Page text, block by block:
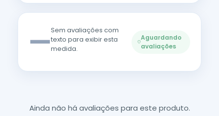
—Sem avaliações com
texto para exibir esta
medida.
Aguardando
avaliações
Ainda não há avaliações para este produto.